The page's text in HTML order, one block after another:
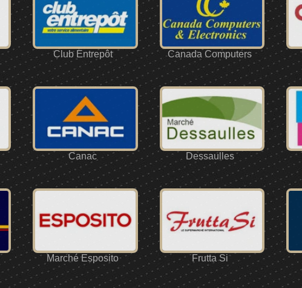
Club Entrepôt Canada Computers
Canac Dessaulles
Marché Esposito Frutta Si